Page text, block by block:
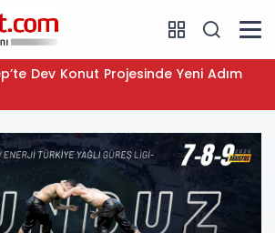
Dev Konut Projesinde Yeni Adım